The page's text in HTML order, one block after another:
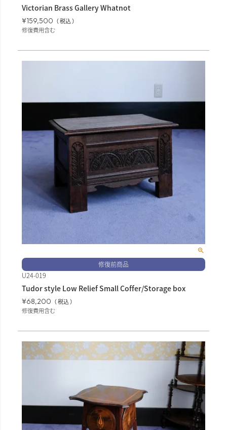
Victorian Brass Gallery Whatnot
¥159,500
税込
修復費用含む
修復前商品
U24-019
Tudor style Low Relief Small Coffer/Storage box
¥68,200
税込
修復費用含む